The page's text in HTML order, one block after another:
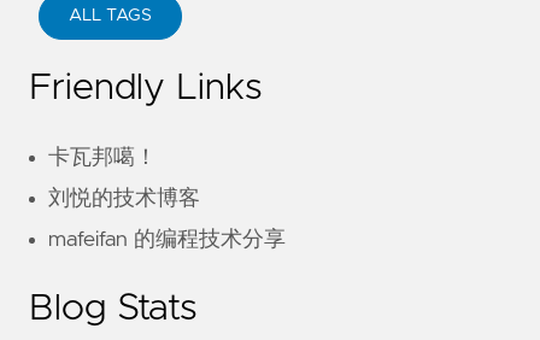
ALL TAGS
Friendly Links
卡瓦邦噶！
刘悦的技术博客
mafeifan 的编程技术分享
Blog Stats